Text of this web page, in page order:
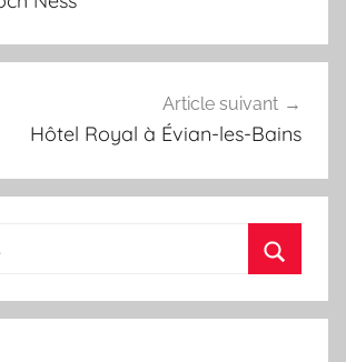
Article suivant
Hôtel Royal à Évian-les-Bains